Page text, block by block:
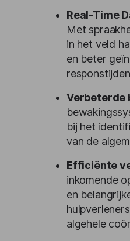
Real-Time
Met
in het veld
en beter
Verbeterde
bij het
van de
Efficiënte
inkomende
en
algehele